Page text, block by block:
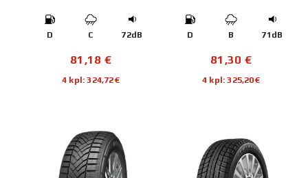
D C 72dB
81,18 €
4 kpl: 324,72€
D B 71dB
81,30 €
4 kpl: 325,20€